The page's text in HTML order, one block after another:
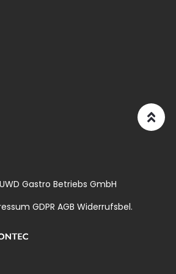
Gastro Betriebs GmbH
GDPR AGB Widerrufsbel.